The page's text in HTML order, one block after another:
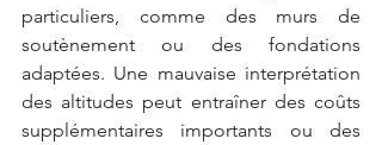
particuliers, comme des murs de
soutènement ou des fondations
adaptées. Une mauvaise interprétation
des altitudes peut entraîner des coûts
supplémentaires importants ou des